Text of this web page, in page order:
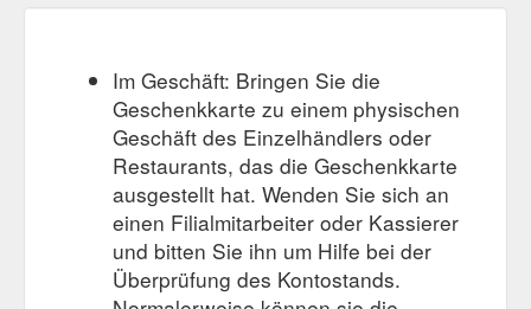
Im Geschäft: Bringen Sie die
Geschenkkarte zu einem physischen
Geschäft des Einzelhändlers oder
Restaurants, das die Geschenkkarte
ausgestellt hat. Wenden Sie sich an
einen Filialmitarbeiter oder Kassierer
und bitten Sie ihn um Hilfe bei der
Überprüfung des Kontostands.